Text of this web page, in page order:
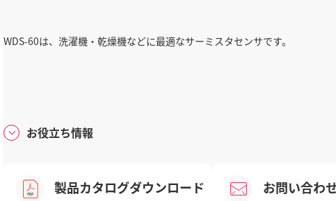
WDS-60は、洗濯機・乾燥機などに最適なサーミスタセンサです。
お役立ち情報
製品カタログダウンロード お問い合わ